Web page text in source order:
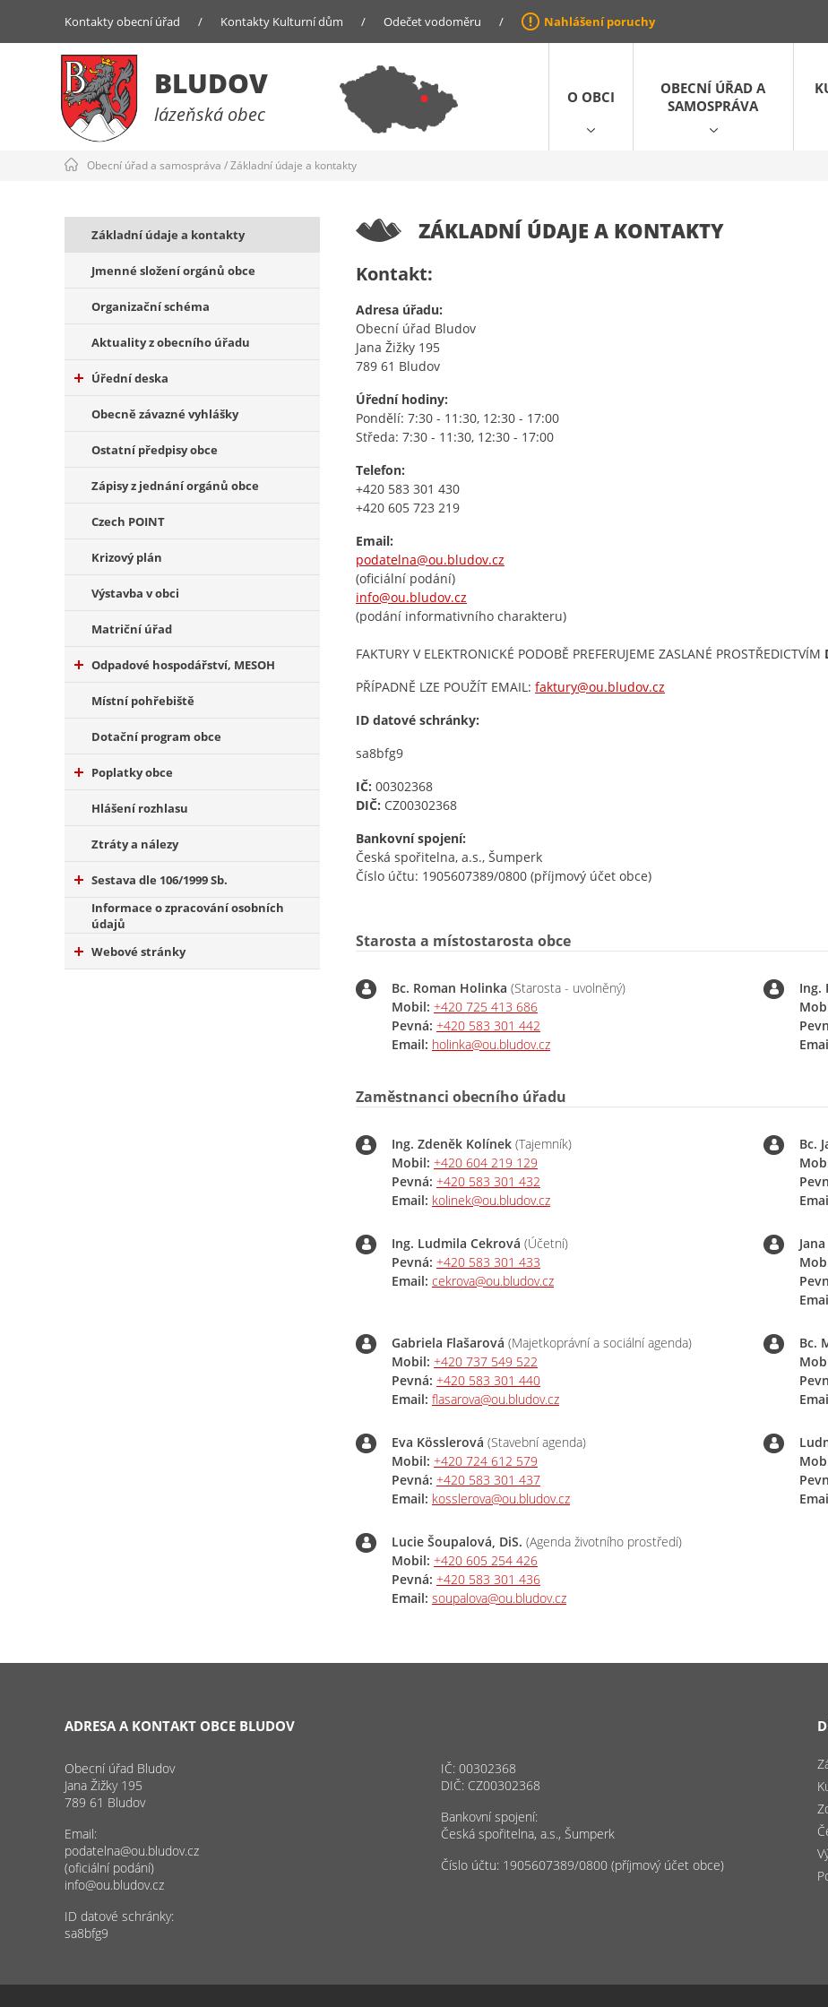
Kontakty obecní úřad / Kontakty Kulturní dům / Odečet vodoměru / Nahlášení poruchy
BLUDOV
lázeňská obec
O OBCI
OBECNÍ ÚŘAD A
SAMOSPRÁVA
Obecní úřad a samospráva /Základní údaje a kontakty
Základní údaje a kontakty
Jmenné složení orgánů obce
Organizační schéma
Aktuality z obecního úřadu
Úřední deska
Obecně závazné vyhlášky
Ostatní předpisy obce
Zápisy z jednání orgánů obce
Czech POINT
Krizový plán
Výstavba v obci
Matriční úřad
Odpadové hospodářství, MESOH
Místní pohřebiště
Dotační program obce
Poplatky obce
Hlášení rozhlasu
Ztráty a nálezy
Sestava dle 106/1999 Sb.
Informace o zpracování osobních
údajů
Webové stránky
ZÁKLADNÍ ÚDAJE A KONTAKTY
Kontakt:
Adresa úřadu:
Obecní úřad Bludov
Jana Žižky 195
789 61 Bludov
Úřední hodiny:
Pondělí: 7:30 - 11:30, 12:30 - 17:00
Středa: 7:30 - 11:30, 12:30 - 17:00
Telefon:
+420 583 301 430
+420 605 723 219
Email:
podatelna@ou.bludov.cz
(oficiální podání)
info@ou.bludov.cz
(podání informativního charakteru)
FAKTURY V ELEKTRONICKÉ PODOBĚ PREFERUJEME ZASLANÉ PROSTŘEDICTVÍM
PŘÍPADNĚ LZE POUŽÍT EMAIL: faktury@ou.bludov.cz
ID datové schránky:
sa8bfg9
IČ: 00302368
DIČ: CZ00302368
Bankovní spojení:
Česká spořitelna, a.s., Šumperk
Číslo účtu: 1905607389/0800 (příjmový účet obce)
Starosta a místostarosta obce
Bc. Roman Holinka (Starosta - uvolněný)
Mobil: +420 725 413 686
Pevná: +420 583 301 442
Email: holinka@ou.bludov.cz
Ing.
Zaměstnanci obecního úřadu
Ing. Zdeněk Kolínek (Tajemník)
Mobil: +420 604 219 129
Pevná: +420 583 301 432
Email: kolinek@ou.bludov.cz
Bc.
Ing. Ludmila Cekrová (Účetní)
Pevná: +420 583 301 433
Email: cekrova@ou.bludov.cz
Gabriela Flašarová (Majetkoprávní a sociální agenda)
Mobil: +420 737 549 522
Pevná: +420 583 301 440
Email: flasarova@ou.bludov.cz
Bc.
Eva Kösslerová (Stavební agenda)
Mobil: +420 724 612 579
Pevná: +420 583 301 437
Email: kosslerova@ou.bludov.cz
Lucie Šoupalová, DiS. (Agenda životního prostředí)
Mobil: +420 605 254 426
Pevná: +420 583 301 436
Email: soupalova@ou.bludov.cz
ADRESA A KONTAKT OBCE BLUDOV
Obecní úřad Bludov
Jana Žižky 195
789 61 Bludov
Email:
podatelna@ou.bludov.cz
(oficiální podání)
info@ou.bludov.cz
ID datové schránky:
sa8bfg9
IČ: 00302368
DIČ: CZ00302368
Bankovní spojení:
Česká spořitelna, a.s., Šumperk
Číslo účtu: 1905607389/0800 (příjmový účet obce)